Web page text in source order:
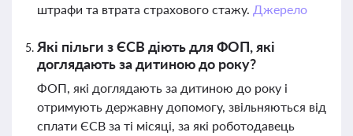
штрафи та втрата страхового стажу. Джерело
Які пільги з ЄСВ діють для ФОП, які
доглядають за дитиною до року?
ФОП, які доглядають за дитиною до року і
отримують державну допомогу, звільняються від
сплати ЄСВ за ті місяці, за які роботодавець